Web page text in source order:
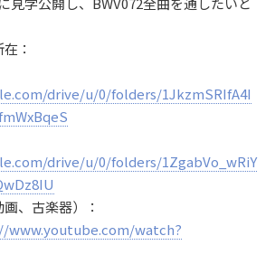
：
drive/u/0/folders/1JkzmSRIfA4I
drive/u/0/folders/1ZgabVo_wRiY
、古楽器）：
www.youtube.com/watch?